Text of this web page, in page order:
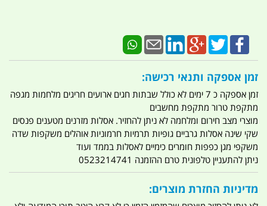
זמן אספקה ותנאי רכישה:
זמן אספקה כ 7 ימים לא כולל שבתות חגים ארועים חריגים מלחמות מגפה
מתקפת טרור מתקפת מחשבים
מוצרי מצב חירום ומלחמה לא ניתן להחזיר. אסלות מזרנים מטענים פנסים
שקי שינה אסלות גרביים גופיות תרמיות חרמוניות אוהלים משקפות שדה
משקפי מגן כפפות חומרים כימיים לאסלות בממד ועוד
ניתן להתעניין טלפונית טרם ההזמנה 0523214741
מדיניות החזרת מוצרים: